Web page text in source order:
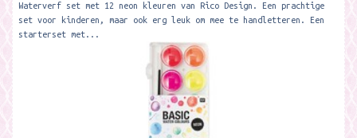
Waterverf set met 12 neon kleuren van Rico Design. Een prachtige
set voor kinderen, maar ook erg leuk om mee te handletteren. Een
starterset met...